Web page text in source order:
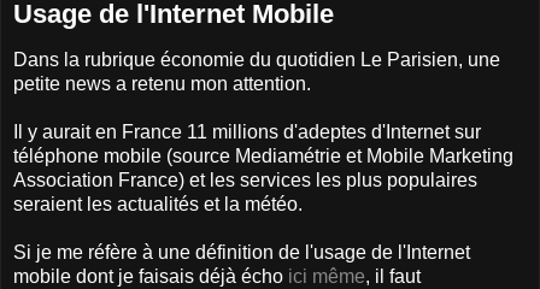
Usage de l'Internet Mobile
Dans la rubrique économie du quotidien Le Parisien, une
petite news a retenu mon attention.
Il y aurait en France 11 millions d'adeptes d'Internet sur
téléphone mobile (source Mediamétrie et Mobile Marketing
Association France) et les services les plus populaires
seraient les actualités et la météo.
Si je me réfère à une définition de l'usage de l'Internet
mobile dont je faisais déjà écho ici même, il faut